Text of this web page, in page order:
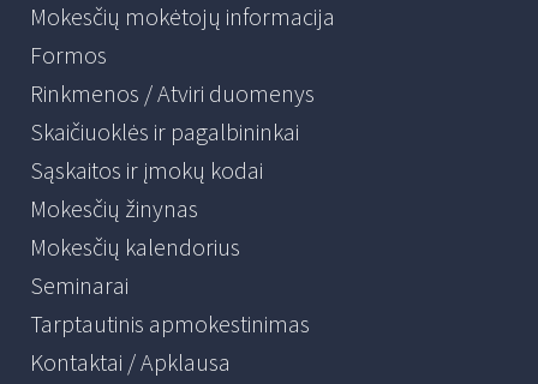
Mokesčių mokėtojų informacija
Formos
Rinkmenos / Atviri duomenys
Skaičiuoklės ir pagalbininkai
Sąskaitos ir įmokų kodai
Mokesčių žinynas
Mokesčių kalendorius
Seminarai
Tarptautinis apmokestinimas
Kontaktai / Apklausa